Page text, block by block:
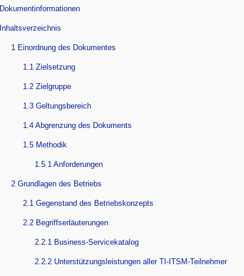
Dokumentinformationen
Inhaltsverzeichnis
1 Einordnung des Dokumentes
1.1 Zielsetzung
1.2 Zielgruppe
1.3 Geltungsbereich
1.4 Abgrenzung des Dokuments
1.5 Methodik
1.5.1 Anforderungen
2 Grundlagen des Betriebs
2.1 Gegenstand des Betriebskonzepts
2.2 Begriffserläuterungen
2.2.1 Business-Servicekatalog
2.2.2 Unterstützungsleistungen aller TI-ITSM-Teilnehmer